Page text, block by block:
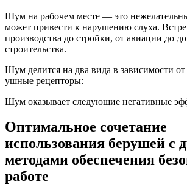
Шум на рабочем месте — это
может привести к нарушению слуха.
производства до стройки, от авиации до
строительства.
Шум делится на два вида в зависимости от
ушные рецепторы:
Шум оказывает следующие негативные
Оптимальное сочетание
использования берушей с
методами обеспечения
работе